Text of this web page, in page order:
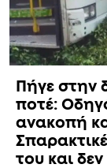
Πήγε στην
ποτέ:
ανακοπή
του και